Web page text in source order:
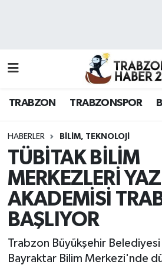
TRABZON TRABZONSPOR
HABERLER BILIM, TEKNOLOJI
TÜBİTAK BİLİM
MERKEZLERİ YAZ
AKADEMİSİ
BAŞLIYOR
Trabzon Büyükşehir
Bayraktar Bilim Merkezi'nde
Hava Durumu
Namaz Vakitleri
Trafik Durumu
Süper Lig Puan Durumu ve
Tüm Manşetler
Son Dakika Haberleri
Haber Arşivi